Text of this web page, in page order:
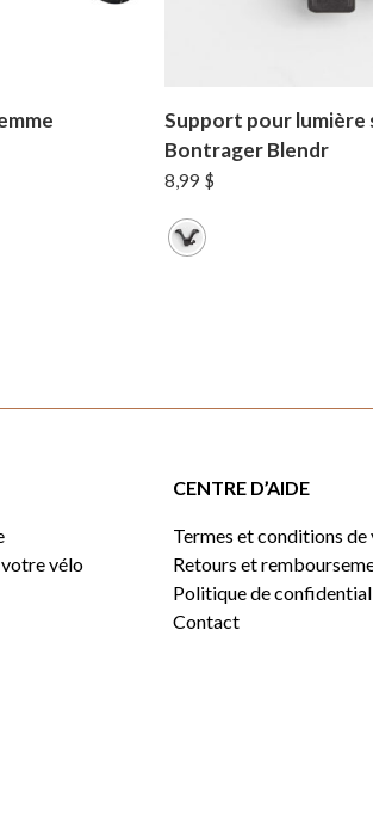
Support pour lumière
Bontrager Blendr
8,99 $
votre vélo
CENTRE D’AIDE
Termes et conditions de
Retours et
Politique de
Contact